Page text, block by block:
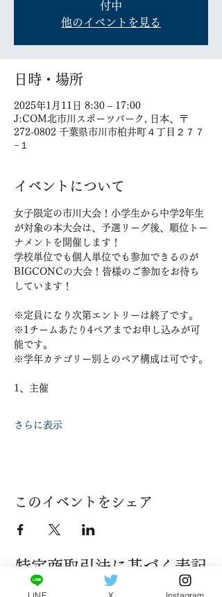
付中
他のイベントを見る
日時・場所
2025年1月11日 8:30 – 17:00
J:COM北市川スポーツパーク, 日本、〒
272-0802 千葉県市川市柏井町４丁目２７７
−１
イベントについて
女子限定の市川大会！小学生から中学2年生
が対象の本大会は、予選リーグ後、順位トー
ナメントを開催します！
学校単位でも個人単位でも参加できるのが
BIGCONCの大会！皆様のご参加をお待ち
しています！
※定員になり次第エントリーは終了です。
※1チームあたり4ペアまでお申し込みが可
能です。
※学年カテゴリー別とのペア構成は可です。
1、主催
さらに表示
このイベントをシェア
​特定商取引法に基づく表記
販売業者：特定非営利活動法人ソフトテニス振興会
LINE X Instagram